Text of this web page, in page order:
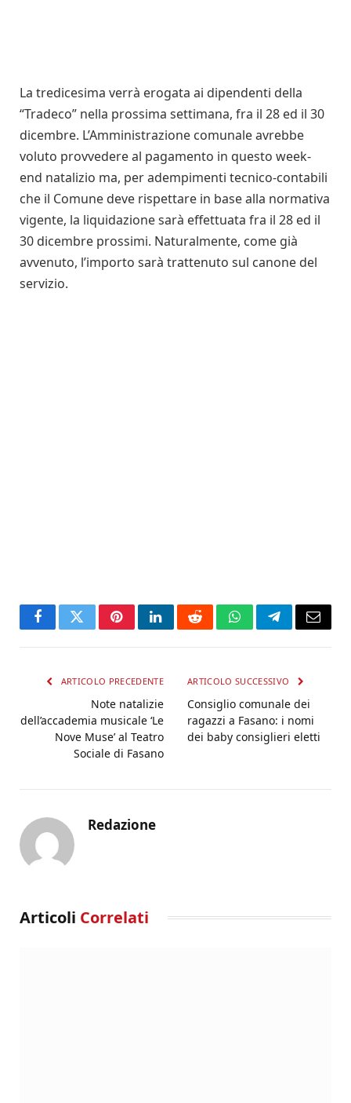
La tredicesima verrà erogata ai dipendenti della
“Tradeco” nella prossima settimana, fra il 28 ed il 30
dicembre. L’Amministrazione comunale avrebbe
voluto provvedere al pagamento in questo week-
end natalizio ma, per adempimenti tecnico-contabili
che il Comune deve rispettare in base alla normativa
vigente, la liquidazione sarà effettuata fra il 28 ed il
30 dicembre prossimi. Naturalmente, come già
avvenuto, l’importo sarà trattenuto sul canone del
servizio.
FacebookTwitterPinterestLinkedInRedditWhatsAppTelegramEmail
ARTICOLO PRECEDENTE
Note natalizie
dell’accademia musicale ‘Le
Nove Muse’ al Teatro
Sociale di Fasano
ARTICOLO SUCCESSIVO
Consiglio comunale dei
ragazzi a Fasano: i nomi
dei baby consiglieri eletti
Redazione
Articoli Correlati